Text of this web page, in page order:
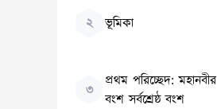
২ ভূমিকা
৩
প্রথম পরিচ্ছেদ: মহানবীর
বংশ সর্বশ্রেষ্ঠ বংশ